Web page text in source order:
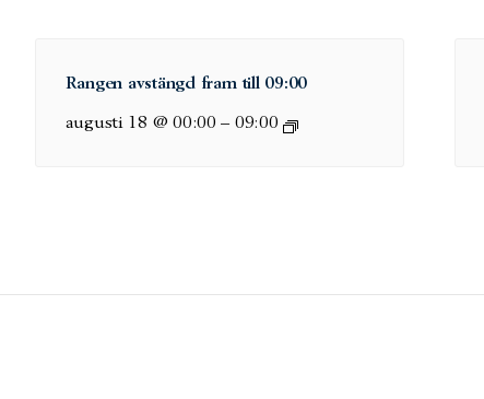
Rangen avstängd fram till 09:00
augusti 18 @ 00:00 – 09:00